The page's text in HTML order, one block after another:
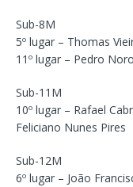
Sub-8M
5º lugar – Thomas
11º lugar – Pedro
Sub-11M
10º lugar – Rafael
Feliciano Nunes Pires
Sub-12M
6º lugar – João